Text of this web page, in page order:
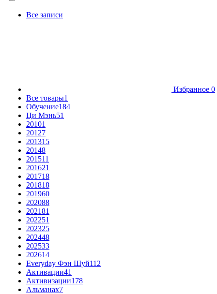
Все записи
Избранное 0
Все товары1
Обучение184
Ци Мэнь51
20101
20127
201315
20148
201511
201621
201718
201818
201960
202088
202181
202251
202325
202448
202533
202614
Everyday Фэн Шуй112
Активации41
Активизации178
Альманах7